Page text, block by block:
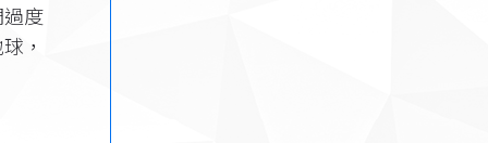
度
，